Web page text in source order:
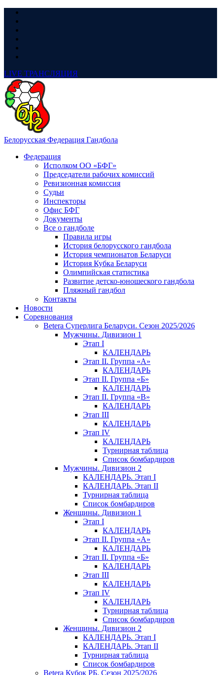
LIVE ТРАНСЛЯЦИЯ
Белорусская Федерация Гандбола
Федерация
Исполком ОО «БФГ»
Председатели рабочих комиссий
Ревизионная комиссия
Судьи
Инспекторы
Офис БФГ
Документы
Все о гандболе
Правила игры
История белорусского гандбола
История чемпионатов Беларуси
История Кубка Беларуси
Олимпийская статистика
Развитие детско-юношеского гандбола
Пляжный гандбол
Контакты
Новости
Соревнования
Betera Суперлига Беларуси. Сезон 2025/2026
Мужчины. Дивизион 1
Этап I
КАЛЕНДАРЬ
Этап II. Группа «А»
КАЛЕНДАРЬ
Этап II. Группа «Б»
КАЛЕНДАРЬ
Этап II. Группа «В»
КАЛЕНДАРЬ
Этап III
КАЛЕНДАРЬ
Этап IV
КАЛЕНДАРЬ
Турнирная таблица
Список бомбардиров
Мужчины. Дивизион 2
КАЛЕНДАРЬ. Этап I
КАЛЕНДАРЬ. Этап II
Турнирная таблица
Список бомбардиров
Женщины. Дивизион 1
Этап I
КАЛЕНДАРЬ
Этап II. Группа «А»
КАЛЕНДАРЬ
Этап II. Группа «Б»
КАЛЕНДАРЬ
Этап III
КАЛЕНДАРЬ
Этап IV
КАЛЕНДАРЬ
Турнирная таблица
Список бомбардиров
Женщины. Дивизион 2
КАЛЕНДАРЬ. Этап I
КАЛЕНДАРЬ. Этап II
Турнирная таблица
Список бомбардиров
Betera Кубок РБ. Сезон 2025/2026